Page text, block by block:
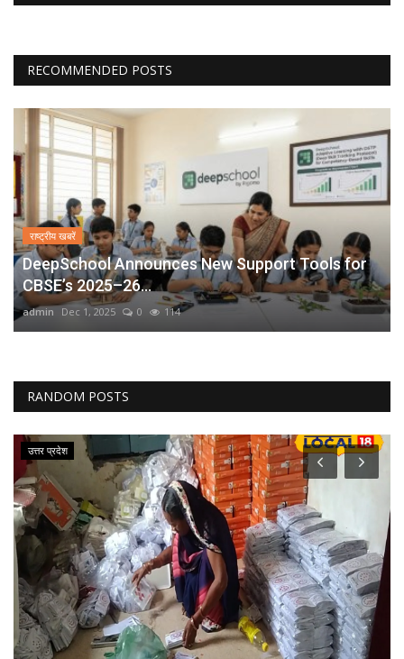
RECOMMENDED POSTS
राष्ट्रीय खबरें
DeepSchool Announces New Support Tools for
CBSE’s 2025–26...
admin Dec 1, 2025 0 114
RANDOM POSTS
उत्तर प्रदेश